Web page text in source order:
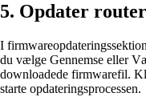
5. Opdater
I
du vælge Gennemse eller
downloadede firmwarefil.
starte opdateringsprocessen.